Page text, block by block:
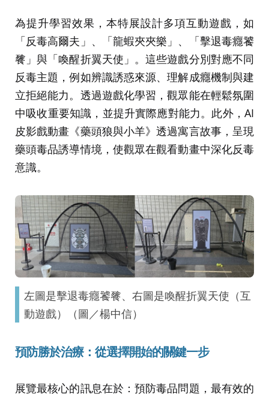
為提升學習效果，本特展設計多項互動遊戲，如
「反毒高爾夫」、「龍蝦夾夾樂」、「擊退毒癮饕
餮」與「喚醒折翼天使」。這些遊戲分別對應不同
反毒主題，例如辨識誘惑來源、理解成癮機制與建
立拒絕能力。透過遊戲化學習，觀眾能在輕鬆氛圍
中吸收重要知識，並提升實際應對能力。此外，AI
皮影戲動畫《藥頭狼與小羊》透過寓言故事，呈現
藥頭毒品誘導情境，使觀眾在觀看動畫中深化反毒
意識。
左圖是擊退毒癮饕餮、右圖是喚醒折翼天使（互
動遊戲）（圖／楊中信）
預防勝於治療：從選擇開始的關鍵一步
展覽最核心的訊息在於：預防毒品問題，最有效的